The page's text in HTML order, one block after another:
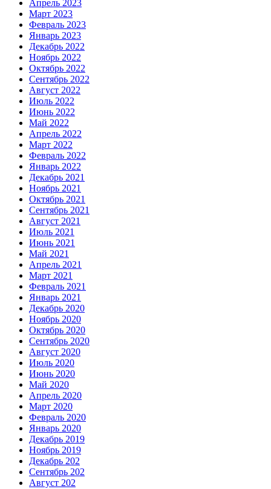
Апрель 2023
Март 2023
Февраль 2023
Январь 2023
Декабрь 2022
Ноябрь 2022
Октябрь 2022
Сентябрь 2022
Август 2022
Июль 2022
Июнь 2022
Май 2022
Апрель 2022
Март 2022
Февраль 2022
Январь 2022
Декабрь 2021
Ноябрь 2021
Октябрь 2021
Сентябрь 2021
Август 2021
Июль 2021
Июнь 2021
Май 2021
Апрель 2021
Март 2021
Февраль 2021
Январь 2021
Декабрь 2020
Ноябрь 2020
Октябрь 2020
Сентябрь 2020
Август 2020
Июль 2020
Июнь 2020
Май 2020
Апрель 2020
Март 2020
Февраль 2020
Январь 2020
Декабрь 2019
Ноябрь 2019
Декабрь 202
Сентябрь 202
Август 202